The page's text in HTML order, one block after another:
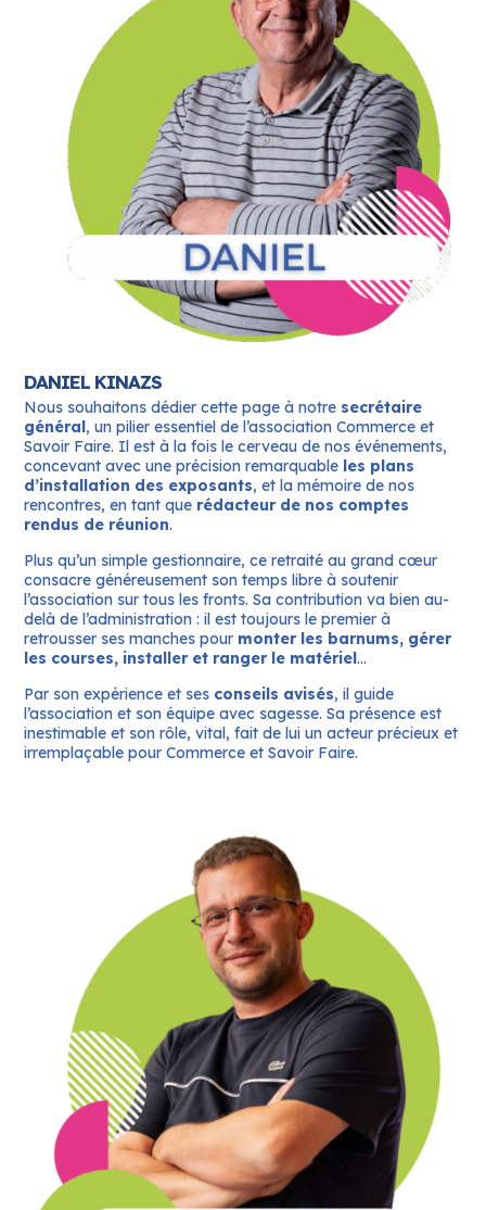
DANIEL KINAZS
Nous souhaitons dédier cette page à notre secrétaire
général, un pilier essentiel de l’association Commerce et
Savoir Faire. Il est à la fois le cerveau de nos événements,
concevant avec une précision remarquable les plans
d’installation des exposants, et la mémoire de nos
rencontres, en tant que rédacteur de nos comptes
rendus de réunion.
Plus qu’un simple gestionnaire, ce retraité au grand cœur
consacre généreusement son temps libre à soutenir
l’association sur tous les fronts. Sa contribution va bien au-
delà de l’administration : il est toujours le premier à
retrousser ses manches pour monter les barnums, gérer
les courses, installer et ranger le matériel…
Par son expérience et ses conseils avisés, il guide
l’association et son équipe avec sagesse. Sa présence est
inestimable et son rôle, vital, fait de lui un acteur précieux et
irremplaçable pour Commerce et Savoir Faire.